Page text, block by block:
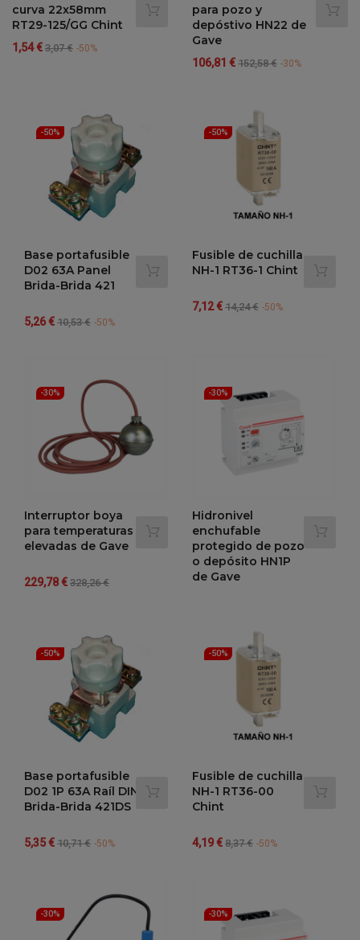
curva 22x58mm
RT29-125/GG Chint
Precio
1,54 €Precio
3,07 € -50%
para pozo y
depóstivo HN22 de
Gave
Precio
106,81 €Precio
152,58 € -30%
-50%
Base portafusible
D02 63A Panel
Brida-Brida 421
Precio
5,26 €Precio
10,53 € -50%
-50%
Fusible de cuchilla
NH-1 RT36-1 Chint
Precio
7,12 €Precio
14,24 € -50%
-30%
Interruptor boya
para temperaturas
elevadas de Gave
Precio
229,78 €Precio
328,26 €
-30%
Hidronivel
enchufable
protegido de pozo
o depósito HN1P
de Gave
-50%
Base portafusible
D02 1P 63A Raíl DIN
Brida-Brida 421DS
Precio
5,35 €Precio
10,71 € -50%
-50%
Fusible de cuchilla
NH-1 RT36-00
Chint
Precio
4,19 €Precio
8,37 € -50%
-30% -30%